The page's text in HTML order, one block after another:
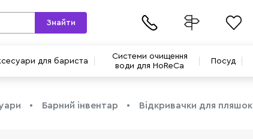
для бариста
Системи очищення
води для HoReCa
Посуд
Знайти
Барний інвентар Відкривачки для пляшок